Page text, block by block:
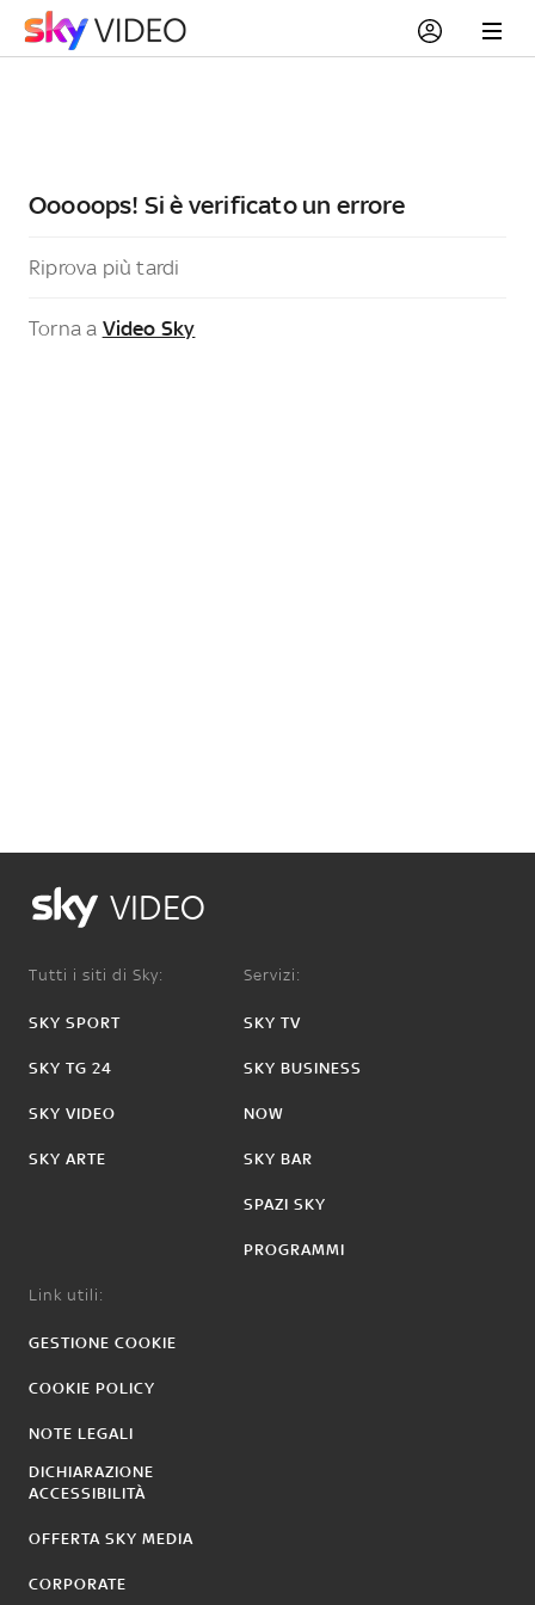
Ooooops! Si è verificato un errore
Riprova più tardi
Torna a Video Sky
VIDEO
Tutti i siti di Sky:
SKY SPORT
SKY TG 24
SKY VIDEO
SKY ARTE
Servizi:
SKY TV
SKY BUSINESS
NOW
SKY BAR
SPAZI SKY
PROGRAMMI
Link utili:
GESTIONE COOKIE
COOKIE POLICY
NOTE LEGALI
DICHIARAZIONE
ACCESSIBILITÀ
OFFERTA SKY MEDIA
CORPORATE